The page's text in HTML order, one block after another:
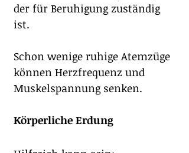
der für Beruhigung zuständig
ist.
Schon wenige ruhige Atemzüge
können Herzfrequenz und
Muskelspannung senken.
Körperliche Erdung